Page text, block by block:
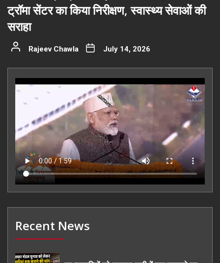
ट्रॉमा सेंटर का किया निरीक्षण, स्वास्थ्य सेवाओं की
सराहा
Rajeev Chawla July 14, 2026
Recent News